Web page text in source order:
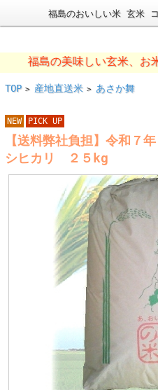
福島のおいしい米 玄米
福島の美味しい玄米、お米
TOP > 産地直送米 > あさか舞
NEW PICK UP
【送料弊社負担】令和７
シヒカリ ２５kg